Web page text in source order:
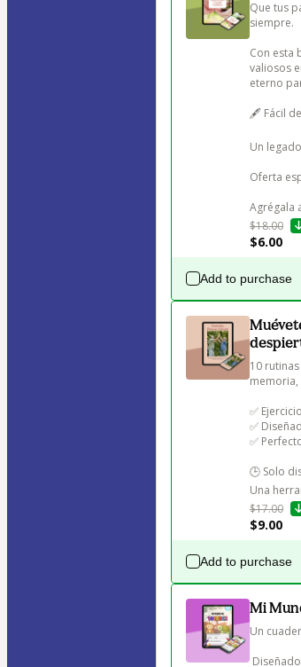
Que tus
siempre.
Con esta
valiosos
eterno
🖋️ Fácil
Un
Oferta
Agrégala
$18.00
$6.00
Add to purchase
10
memoria,
✅
✅
✅
🕒 Solo
Una
$17.00
$9.00
Add to purchase
Mi
Un